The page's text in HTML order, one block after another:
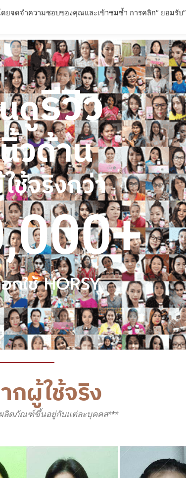
ดูรีวิว
วด้าน
ช้จริงกว่า
กใช้ HORSY
+
กผู้ใช้จริง
ลิตภัณฑ์ขึ้นอยู่กับแต่ละบุคคล***
ยจดจำความชอบของคุณและเข้าชมซ้ำ การคลิก“ ยอมรับ”